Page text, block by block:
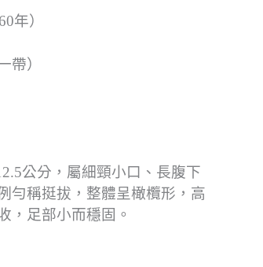
年）
帶）
公分，屬細頸小口、長腹下
勻稱挺拔，整體呈橄欖形，高
，足部小而穩固。